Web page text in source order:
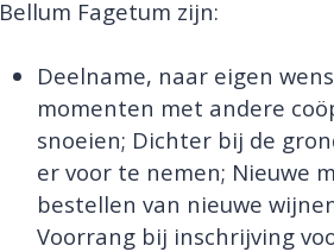
Bellum Fagetum zijn:
Deelname, naar eigen
momenten met andere
snoeien; Dichter bij de
er voor te nemen; Nieuwe
bestellen van nieuwe
Voorrang bij inschrijving